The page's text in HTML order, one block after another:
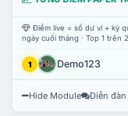
Điểm live = số dư ví + ký
ngày cuối tháng · Top 1 trên
1 Demo123
Hide Module Diễn đàn